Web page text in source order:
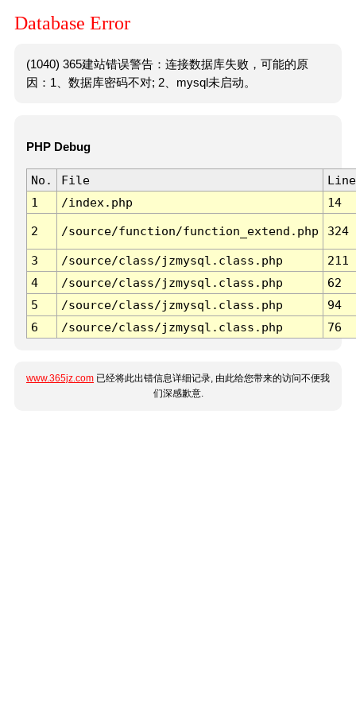
Database Error
(1040) 365建站错误警告：连接数据库失败，可能的原
因：1、数据库密码不对; 2、mysql未启动。
PHP Debug
No. File
Line
1
/index.php 14
2 /source/function/function_extend.php 324
3 /source/class/jzmysql.class.php
211
4
/source/class/jzmysql.class.php
62
5
/source/class/jzmysql.class.php
94
6
/source/class/jzmysql.class.php 76
www.365jz.com 已经将此出错信息详细记录, 由此给您带来的访问不便我
们深感歉意.